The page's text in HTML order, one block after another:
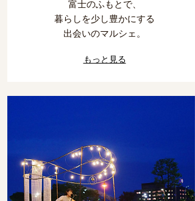
富士のふもとで、
暮らしを少し豊かにする
出会いのマルシェ。
もっと見る